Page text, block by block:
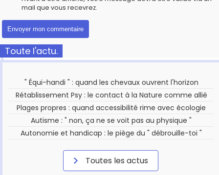
mail que vous recevrez.
Toute l'actu.
" Équi-handi " : quand les chevaux ouvrent l'horizon
Rétablissement Psy : le contact à la Nature comme allié
Plages propres : quand accessibilité rime avec écologie
Autisme : " non, ça ne se voit pas au physique "
Autonomie et handicap : le piège du " débrouille-toi "
Toutes les actus